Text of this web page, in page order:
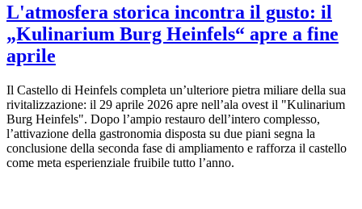
L'atmosfera storica incontra il gusto: il
„Kulinarium Burg Heinfels“ apre a fine
aprile
Il Castello di Heinfels completa un’ulteriore pietra miliare della sua
rivitalizzazione: il 29 aprile 2026 apre nell’ala ovest il "Kulinarium
Burg Heinfels". Dopo l’ampio restauro dell’intero complesso,
l’attivazione della gastronomia disposta su due piani segna la
conclusione della seconda fase di ampliamento e rafforza il castello
come meta esperienziale fruibile tutto l’anno.